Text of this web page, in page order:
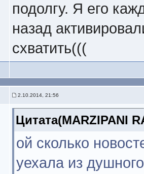
подолгу. Я его
назад
схватить(((
2.10.2014, 21:56
Цитата(MARZIPANI
ой сколько
уехала из